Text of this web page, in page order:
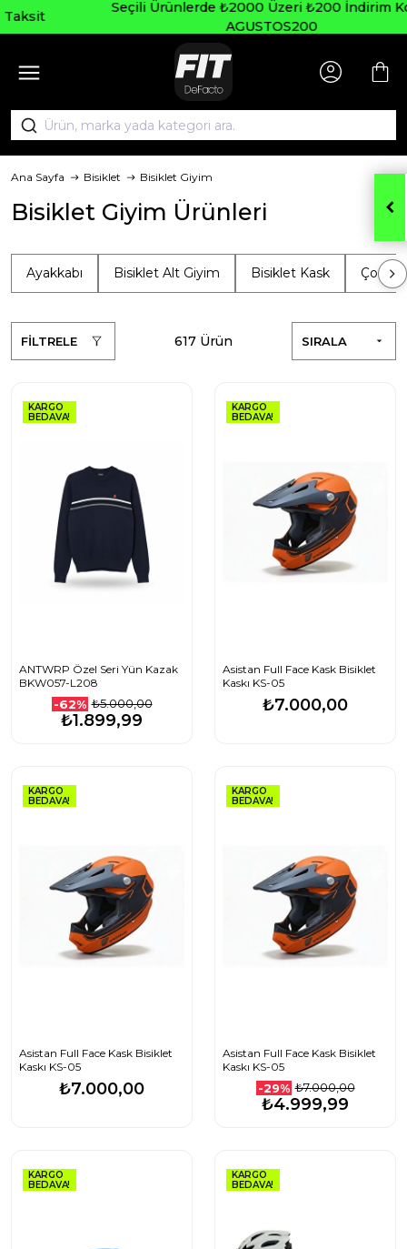
Seçili Ürünlerde ₺2000 Üzeri ₺200 İndirim Kodu:
AGUSTOS200
Ana Sayfa Bisiklet Bisiklet Giyim
Bisiklet Giyim Ürünleri
Ayakkabı Bisiklet Alt Giyim Bisiklet Kask Çorap
FİLTRELE SIRALA
617 Ürün
KARGO
BEDAVA!
ANTWRP Özel Seri Yün Kazak
BKW057-L208
-62% ₺5.000,00
₺1.899,99
KARGO
BEDAVA!
Asistan Full Face Kask Bisiklet
Kaskı KS-05
₺7.000,00
KARGO
BEDAVA!
Asistan Full Face Kask Bisiklet
Kaskı KS-05
₺7.000,00
KARGO
BEDAVA!
Asistan Full Face Kask Bisiklet
Kaskı KS-05
-29% ₺7.000,00
₺4.999,99
KARGO
BEDAVA!
KARGO
BEDAVA!